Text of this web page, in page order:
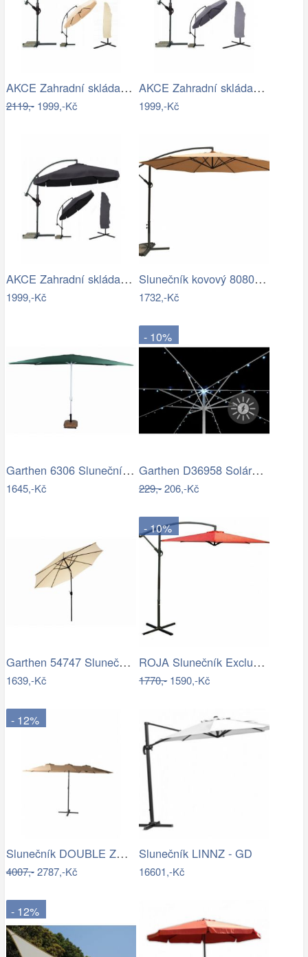
AKCE Zahradní skládací slunečník LEVI…
2119,-1999,-Kč
AKCE Zahradní skládací slunečník LEVI…
1999,-Kč
AKCE Zahradní skládací slunečník LEVI…
1999,-Kč
Slunečník kovový 8080 ø350 ROJAPLAST
1732,-Kč
Garthen 6306 Slunečník obdélníkový 2x3…
1645,-Kč
- 10%
Garthen D36958 Solární blikající řetěz…
229,-206,-Kč
Garthen 54747 Slunečník 2,9 m sklopný -…
1639,-Kč
- 10%
ROJA Slunečník Exclusive boční 300 cm -…
1770,-1590,-Kč
- 12%
Slunečník DOUBLE ZWU-307 ROJAPLAST
4007,-2787,-Kč
Slunečník LINNZ - GD
16601,-Kč
- 12%